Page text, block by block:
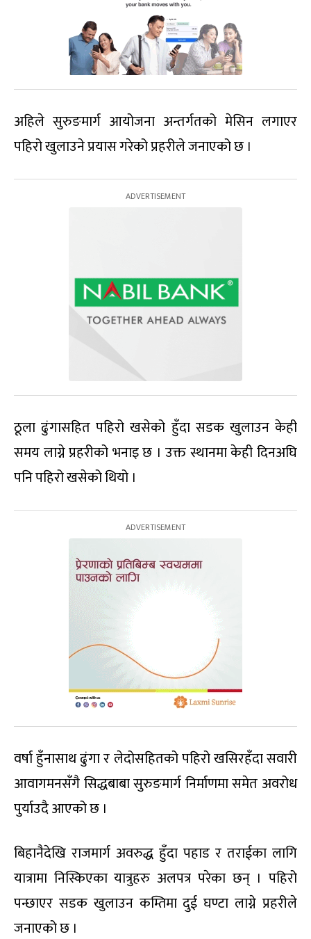
अहिले सुरुङमार्ग आयोजना अन्तर्गतको मेसिन लगाएर
पहिरो खुलाउने प्रयास गरेको प्रहरीले जनाएको छ ।
ठूला ढुंगासहित पहिरो खसेको हुँदा सडक खुलाउन केही
समय लाग्ने प्रहरीको भनाइ छ । उक्त स्थानमा केही दिनअघि
पनि पहिरो खसेको थियो ।
वर्षा हुँनासाथ ढुंगा र लेदोसहितको पहिरो खसिरहँदा सवारी
आवागमनसँगै सिद्धबाबा सुरुङमार्ग निर्माणमा समेत अवरोध
पुर्याउदै आएको छ ।
बिहानैदेखि राजमार्ग अवरुद्ध हुँदा पहाड र तराईका लागि
यात्रामा निस्किएका यात्रुहरु अलपत्र परेका छन् । पहिरो
पन्छाएर सडक खुलाउन कम्तिमा दुई घण्टा लाग्ने प्रहरीले
जनाएको छ ।